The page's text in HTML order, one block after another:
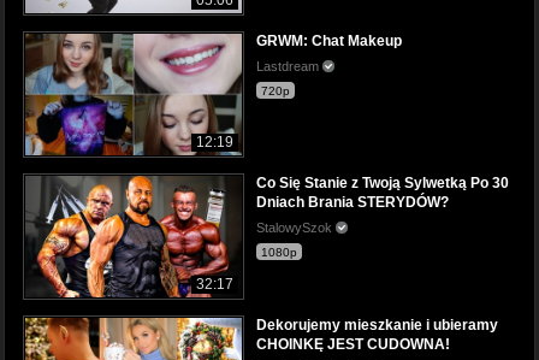
12:19
GRWM: Chat Makeup
Lastdream
720p
32:17
Co Się Stanie z Twoją Sylwetką Po 30
Dniach Brania STERYDÓW?
StalowySzok
1080p
Dekorujemy mieszkanie i ubieramy
CHOINKĘ JEST CUDOWNA!